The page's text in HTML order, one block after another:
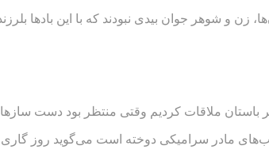
شوهر جوان بیدی نبودند که با این بادها
منتظر بود دست سازهای یک هفته کار مداوم انها و ۲۰